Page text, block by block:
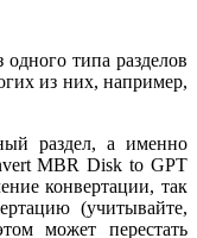
типа разделов
из них, например,
раздел, а именно
MBR Disk to GPT
конвертации, так
(учитывайте,
может перестать